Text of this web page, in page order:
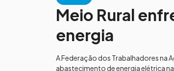
Meio Rural
energia
A Federação dos Trabalhadores na
abastecimento de energia elétrica